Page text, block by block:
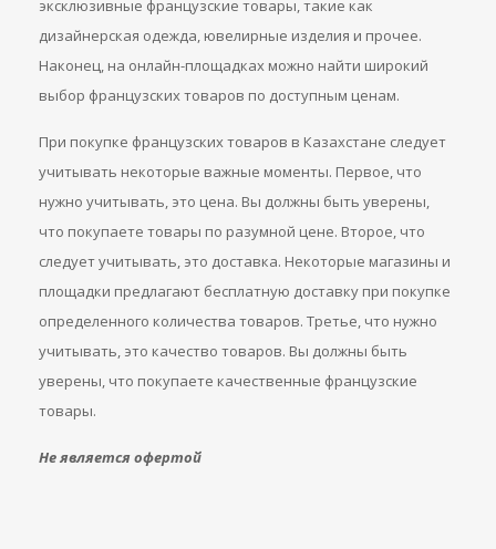
эксклюзивные французские товары, такие как
дизайнерская одежда, ювелирные изделия и прочее.
Наконец, на онлайн-площадках можно найти широкий
выбор французских товаров по доступным ценам.
При покупке французских товаров в Казахстане следует
учитывать некоторые важные моменты. Первое, что
нужно учитывать, это цена. Вы должны быть уверены,
что покупаете товары по разумной цене. Второе, что
следует учитывать, это доставка. Некоторые магазины и
площадки предлагают бесплатную доставку при покупке
определенного количества товаров. Третье, что нужно
учитывать, это качество товаров. Вы должны быть
уверены, что покупаете качественные французские
товары.
Не является офертой